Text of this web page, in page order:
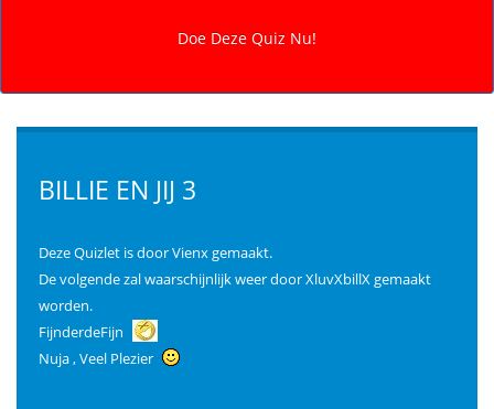
BILLIE EN JIJ 3
Deze Quizlet is door Vienx gemaakt.
De volgende zal waarschijnlijk weer door XluvXbillX gemaakt
worden.
FijnderdeFijn
Nuja , Veel Plezier